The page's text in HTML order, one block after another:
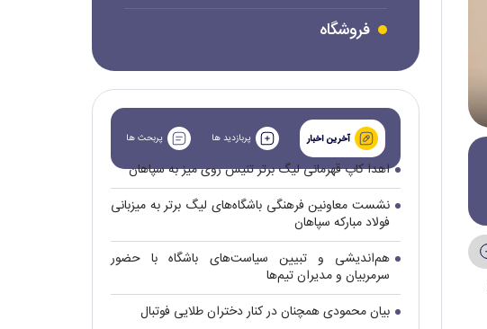
فروشگاه
آخرین اخبار پربازدید ها پربحث ها
اهدا کاپ قهرمانی لیگ برتر تنیس روی میز به سپاهان
نشست معاونین فرهنگی باشگاه‌های لیگ برتر به میزبانی
فولاد مبارکه سپاهان
هم‌اندیشی و تبیین سیاست‌های باشگاه با حضور
سرمربیان و مدیران تیم‌ها
بیان محمودی همچنان در کنار دختران طلایی فوتبال